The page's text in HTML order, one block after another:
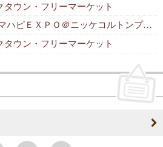
ウン・フリーマーケット
ピＥＸＰＯ＠ニッケコルトンプラザ
ウン・フリーマーケット